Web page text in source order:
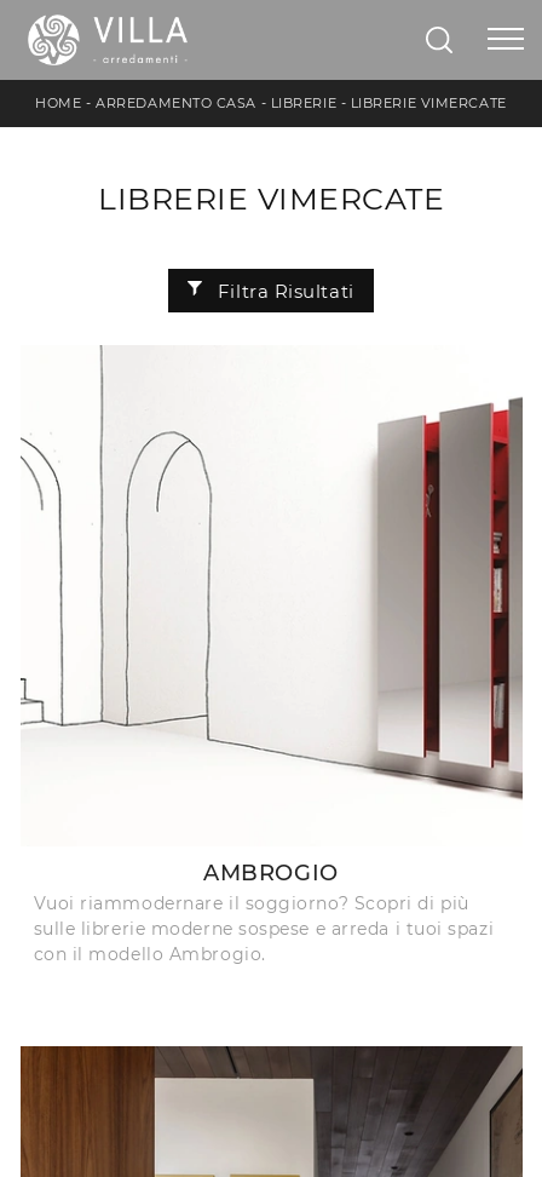
HOME -ARREDAMENTO CASA - LIBRERIE - LIBRERIE VIMERCATE
LIBRERIE VIMERCATE
Filtra Risultati
AMBROGIO
Vuoi riammodernare il soggiorno? Scopri di più
sulle librerie moderne sospese e arreda i tuoi spazi
con il modello Ambrogio.